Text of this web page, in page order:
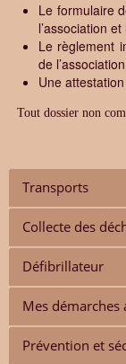
Le formulaire
l’association
Le règlement
de l’association
Une
Tout dossier non
Transports
Collecte des
Défibrillateur
Mes
Prévention et